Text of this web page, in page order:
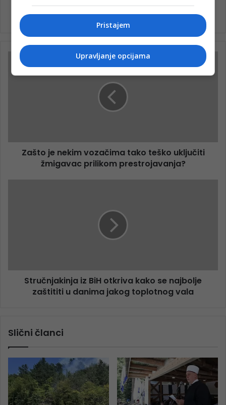
nk 1
Zašto je nekim vozačima tako teško uključiti
žmigavac prilikom prestrojavanja?
Stručnjakinja iz BiH otkriva kako se najbolje
zaštititi u danima jakog toplotnog vala
Slični članci
Pristajem
Upravljanje opcijama